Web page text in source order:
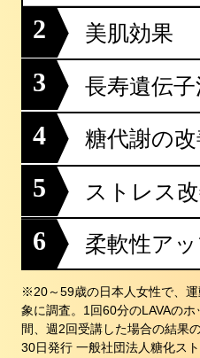
2 美肌効果
3 長寿遺伝
4 糖代謝の
5 ストレス
6 柔軟性ア
※20～59歳の日本人女性で、
象に調査。1回60分のLAVAの
間、週2回受講した場合の結果
30日発行 一般社団法人糖化ス